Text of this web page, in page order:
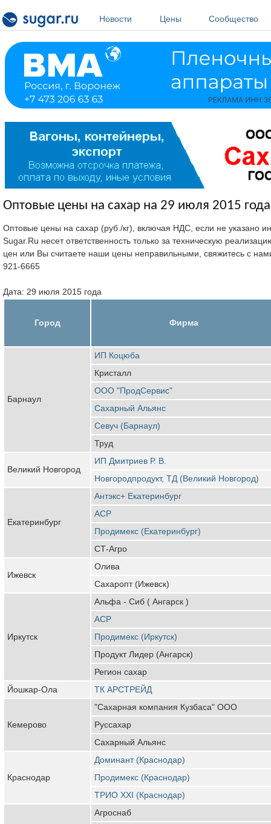
Новости
Цены Сообщество
Оптовые цены на сахар на 29 июля 2015
Оптовые цены на сахар (руб./кг), включая НДС, если не указано
Sugar.Ru несет ответственность только за техническую
цен или Вы считаете наши цены неправильными, свяжитесь с
921-6665
Дата: 29 июля 2015 года
Город Фирма
Барнаул
ИП Коцюба
Кристалл
ООО "ПродСервис"
Сахарный Альянс
Севуч (Барнаул)
Труд
Великий Новгород
ИП Дмитриев Р. В.
Новгородпродукт, ТД (Великий Новгород)
Екатеринбург
Антэкс+ Екатеринбург
АСР
Продимекс (Екатеринбург)
СТ-Агро
Ижевск
Олива
Сахаропт (Ижевск)
Иркутск
Альфа - Сиб ( Ангарск )
АСР
Продимекс (Иркутск)
Продукт Лидер (Ангарск)
Регион сахар
Йошкар-Ола
ТК АРСТРЕЙД
Кемерово
"Сахарная компания Кузбаса" ООО
Руссахар
Сахарный Альянс
Краснодар
Доминант (Краснодар)
Продимекс (Краснодар)
ТРИО XXI (Краснодар)
Агроснаб